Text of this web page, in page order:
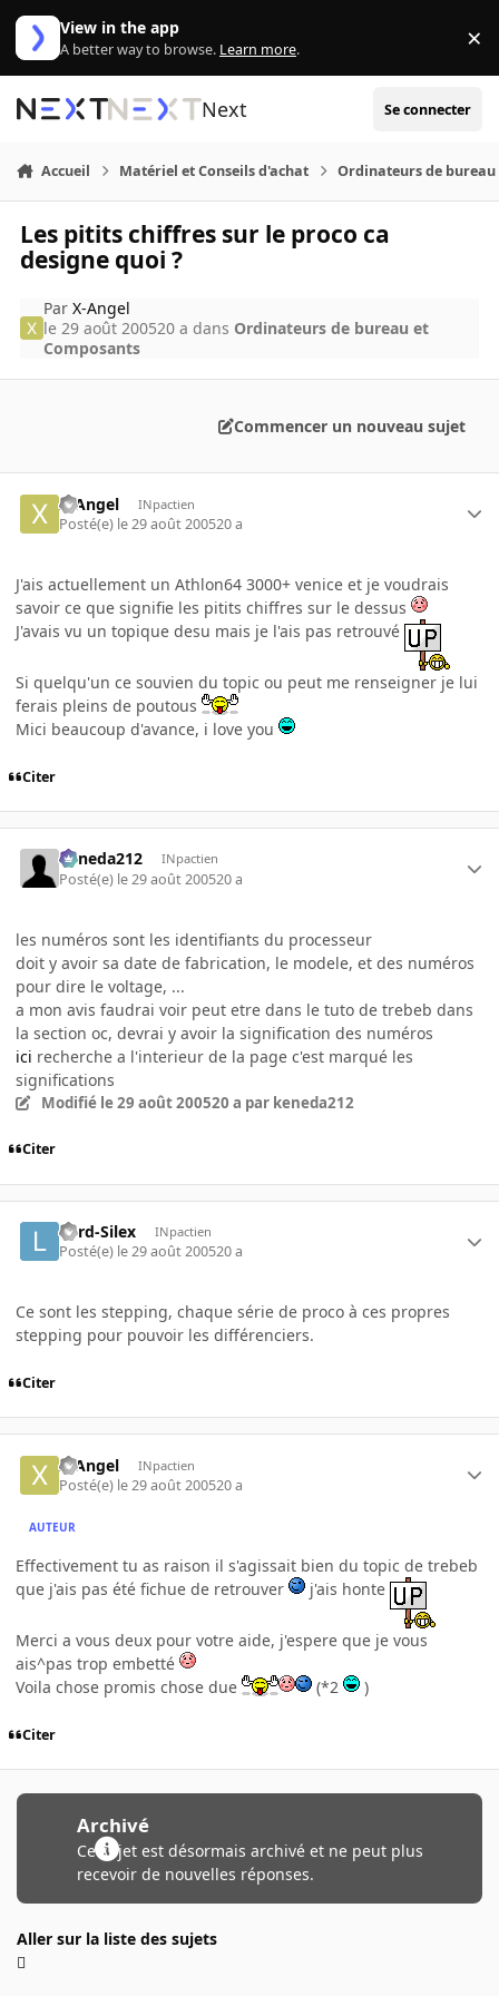
Aller au contenu
View in the app
A better way to browse. Learn more. ×
Next Se connecter
Accueil Matériel et Conseils d'achat Ordinateurs de bureau
Les pitits chiffres sur le proco ca
designe quoi ?
ParX-Angel
le 29 août 200520 a dans Ordinateurs de bureau et
Composants
Commencer un nouveau sujet
X-Angel INpactien
Posté(e) le 29 août 200520 a
J'ais actuellement un Athlon64 3000+ venice et je voudrais
savoir ce que signifie les pitits chiffres sur le dessus
J'avais vu un topique desu mais je l'ais pas retrouvé
Si quelqu'un ce souvien du topic ou peut me renseigner je lui
ferais pleins de poutous
Mici beaucoup d'avance, i love you
Citer
keneda212 INpactien
Posté(e) le 29 août 200520 a
les numéros sont les identifiants du processeur
doit y avoir sa date de fabrication, le modele, et des numéros
pour dire le voltage, ...
a mon avis faudrai voir peut etre dans le tuto de trebeb dans
la section oc, devrai y avoir la signification des numéros
ici recherche a l'interieur de la page c'est marqué les
significations
Modifié le 29 août 200520 a par keneda212
Citer
Lord-Silex INpactien
Posté(e) le 29 août 200520 a
Ce sont les stepping, chaque série de proco à ces propres
stepping pour pouvoir les différenciers.
Citer
X-Angel INpactien
Posté(e) le 29 août 200520 a
AUTEUR
Effectivement tu as raison il s'agissait bien du topic de trebeb
que j'ais pas été fichue de retrouver
j'ais honte
Merci a vous deux pour votre aide, j'espere que je vous
ais^pas trop embetté
Voila chose promis chose due
(*2 )
Citer
Archivé
Ce sujet est désormais archivé et ne peut plus
recevoir de nouvelles réponses.
Aller sur la liste des sujets